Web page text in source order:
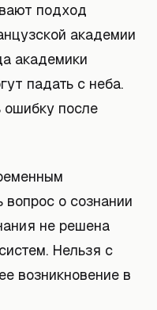
подход
академии
академики
падать с неба.
ошибку после
вопрос о сознании
не решена
Нельзя с
возникновение в